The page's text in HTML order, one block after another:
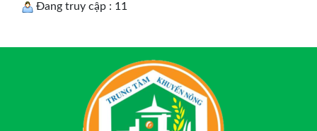
Đang truy cập : 11